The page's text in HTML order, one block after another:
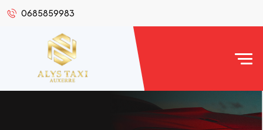
0685859983